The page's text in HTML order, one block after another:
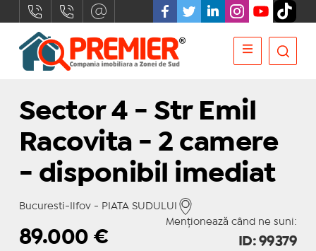
Sector 4 - Str Emil
Racovita - 2 camere
- disponibil imediat
Bucuresti-Ilfov - PIATA SUDULUI
Menționează când ne suni:
89.000€ ID: 99379